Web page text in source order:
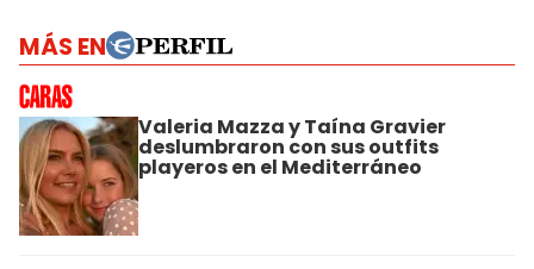
MÁS EN
Valeria Mazza y Taína Gravier
deslumbraron con sus outfits
playeros en el Mediterráneo